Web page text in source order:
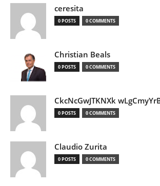
ceresita
0 POSTS 0 COMMENTS
Christian Beals
0 POSTS 0 COMMENTS
CkcNcGwJTKNXk
0 POSTS 0 COMMENTS
Claudio Zurita
0 POSTS 0 COMMENTS